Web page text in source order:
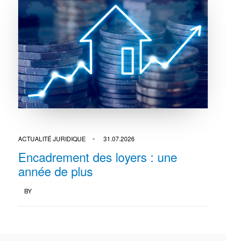
ACTUALITÉ JURIDIQUE 31.07.2026
Encadrement des loyers : une
année de plus
BY